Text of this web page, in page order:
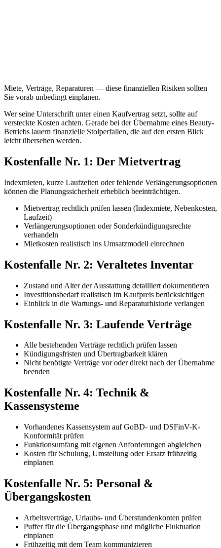
Miete, Verträge, Reparaturen — diese finanziellen Risiken sollten
Sie vorab unbedingt einplanen.
Wer seine Unterschrift unter einen Kaufvertrag setzt, sollte auf
versteckte Kosten achten. Gerade bei der Übernahme eines Beauty-
Betriebs lauern finanzielle Stolperfallen, die auf den ersten Blick
leicht übersehen werden.
Kostenfalle Nr. 1: Der Mietvertrag
Indexmieten, kurze Laufzeiten oder fehlende Verlängerungsoptionen
können die Planungssicherheit erheblich beeinträchtigen.
Mietvertrag rechtlich prüfen lassen (Indexmiete, Nebenkosten,
Laufzeit)
Verlängerungsoptionen oder Sonderkündigungsrechte
verhandeln
Mietkosten realistisch ins Umsatzmodell einrechnen
Kostenfalle Nr. 2: Veraltetes Inventar
Zustand und Alter der Ausstattung detailliert dokumentieren
Investitionsbedarf realistisch im Kaufpreis berücksichtigen
Einblick in die Wartungs- und Reparaturhistorie verlangen
Kostenfalle Nr. 3: Laufende Verträge
Alle bestehenden Verträge rechtlich prüfen lassen
Kündigungsfristen und Übertragbarkeit klären
Nicht benötigte Verträge vor oder direkt nach der Übernahme
beenden
Kostenfalle Nr. 4: Technik &
Kassensysteme
Vorhandenes Kassensystem auf GoBD- und DSFinV-K-
Konformität prüfen
Funktionsumfang mit eigenen Anforderungen abgleichen
Kosten für Schulung, Umstellung oder Ersatz frühzeitig
einplanen
Kostenfalle Nr. 5: Personal &
Übergangskosten
Arbeitsverträge, Urlaubs- und Überstundenkonten prüfen
Puffer für die Übergangsphase und mögliche Fluktuation
einplanen
Frühzeitig mit dem Team kommunizieren